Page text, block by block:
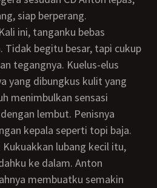
siap berperang.
Tidak begitu besar, tapi cukup
tegangnya. Kuelus-elus
yang dibungkus kulit yang
menimbulkan sensasi
lembut. Penisnya
kepala seperti topi baja.
ke dalam. Anton
membuatku semakin